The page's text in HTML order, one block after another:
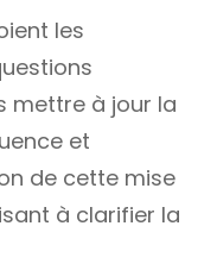
les
mettre à jour la
et
de cette mise
à clarifier la